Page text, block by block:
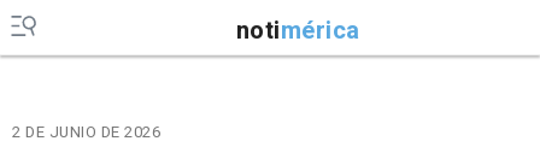
notimérica
2 DE JUNIO DE 2026